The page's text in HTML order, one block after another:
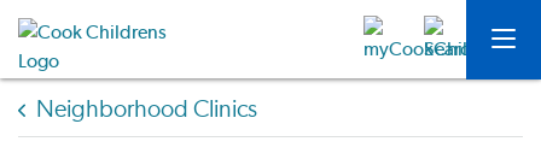
Neighborhood Clinics